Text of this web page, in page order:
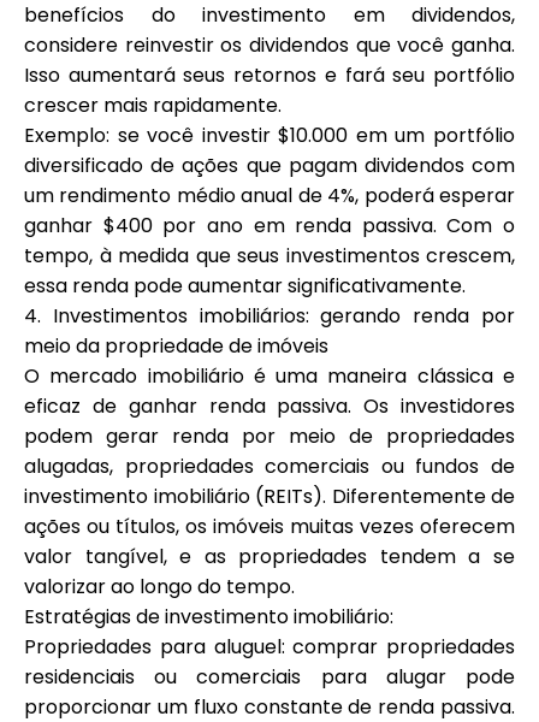
benefícios do investimento em dividendos,
considere reinvestir os dividendos que você ganha.
Isso aumentará seus retornos e fará seu portfólio
crescer mais rapidamente.
Exemplo: se você investir $10.000 em um portfólio
diversificado de ações que pagam dividendos com
um rendimento médio anual de 4%, poderá esperar
ganhar $400 por ano em renda passiva. Com o
tempo, à medida que seus investimentos crescem,
essa renda pode aumentar significativamente.
4. Investimentos imobiliários: gerando renda por
meio da propriedade de imóveis
O mercado imobiliário é uma maneira clássica e
eficaz de ganhar renda passiva. Os investidores
podem gerar renda por meio de propriedades
alugadas, propriedades comerciais ou fundos de
investimento imobiliário (REITs). Diferentemente de
ações ou títulos, os imóveis muitas vezes oferecem
valor tangível, e as propriedades tendem a se
valorizar ao longo do tempo.
Estratégias de investimento imobiliário:
Propriedades para aluguel: comprar propriedades
residenciais ou comerciais para alugar pode
proporcionar um fluxo constante de renda passiva.